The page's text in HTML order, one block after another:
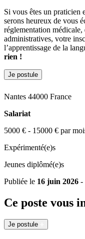
Si vous êtes un praticien
serons heureux de vous
réglementation médicale,
administratives, votre
l’apprentissage de la
rien !
Je postule
Nantes 44000 France
Salariat
5000 € - 15000 € par
Expérimenté(e)s
Jeunes diplômé(e)s
Publiée le 16 juin 2026 -
Ce poste vous
Je postule